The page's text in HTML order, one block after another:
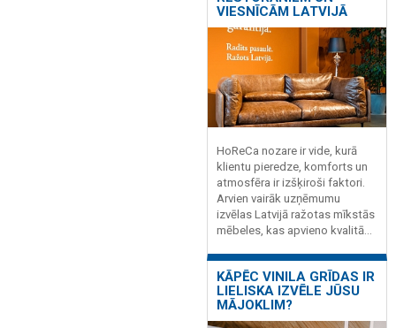
VIESNĪCĀM LATVIJĀ
HoReCa nozare ir vide, kurā
klientu pieredze, komforts un
atmosfēra ir izšķiroši faktori.
Arvien vairāk uzņēmumu
izvēlas Latvijā ražotas mīkstās
mēbeles, kas apvieno kvalitā...
KĀPĒC VINILA GRĪDAS IR
LIELISKA IZVĒLE JŪSU
MĀJOKLIM?